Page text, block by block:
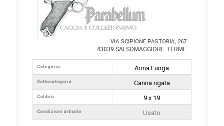
VIA SCIPIONE PASTORIA, 267
43039 SALSOMAGGIORE TERME
Categoria
Sottocategoria
Calibro
Condizioni articolo
Arma Lunga
Canna rigata
9 x 19
Usato